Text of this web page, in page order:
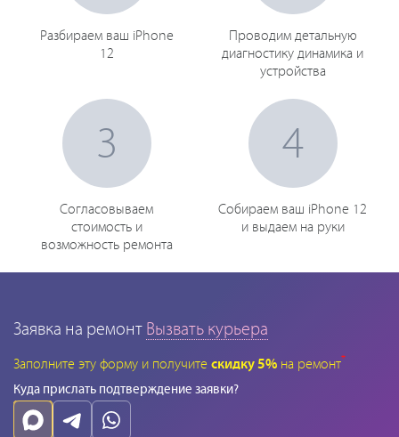
Разбираем ваш iPhone
12
Проводим детальную
диагностику динамика и
устройства
3
Согласовываем
стоимость и
возможность ремонта
4
Собираем ваш iPhone 12
и выдаем на руки
Заявка на ремонт Вызвать курьера
Заполните эту форму и получите скидку 5% на ремонт*
Куда прислать подтверждение заявки?